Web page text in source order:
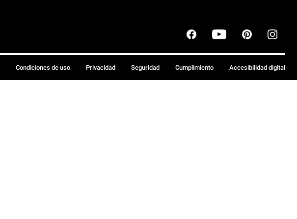
Condiciones de uso Privacidad Seguridad Cumplimiento Accesibilidad digital